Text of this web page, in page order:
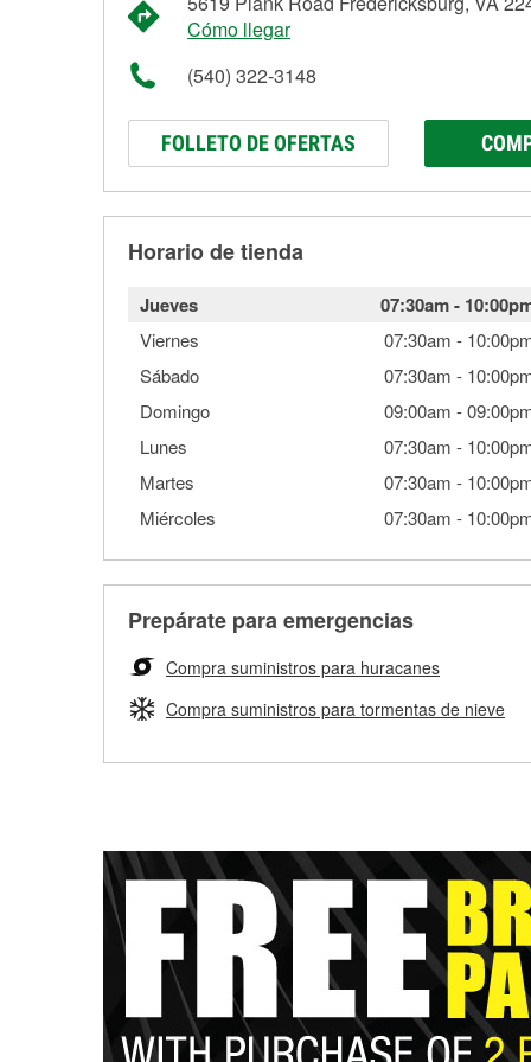
Cómo llegar
(540) 322-3148
FOLLETO DE OFERTAS
Horario de tienda
Jueves 07:30am-
Viernes 07:30am -
Sábado
07:30am -
Domingo
09:00am -
Lunes
07:30am -
Martes
07:30am -
Miércoles
07:30am -
Prepárate para emergencias
Compra suministros para huracanes
Compra suministros para tormentas de nieve